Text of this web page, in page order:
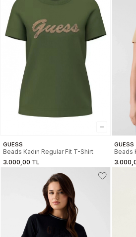
GUESS
Beads Kadın Regular Fit T-Shirt
3.000,00 TL
GUESS
Beads